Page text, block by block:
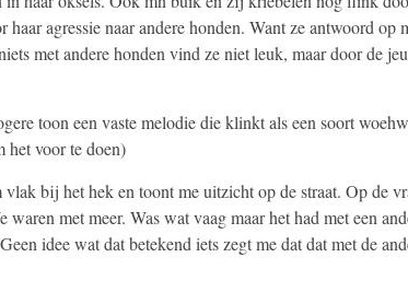
agressie naar andere honden. Want ze antwoord op
met andere honden vind ze niet leuk, maar door de
toon een vaste melodie die klinkt als een soort
het voor te doen)
bij het hek en toont me uitzicht op de straat. Op de
met meer. Was wat vaag maar het had met een
idee wat dat betekend iets zegt me dat dat met de